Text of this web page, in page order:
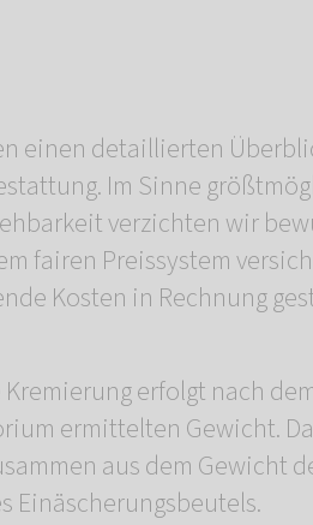
einen detaillierten
Im Sinne
verzichten wir
fairen Preissystem
Kosten in Rechnung
erfolgt nach
ermittelten Gewicht.
aus dem Gewicht
Einäscherungsbeutels.